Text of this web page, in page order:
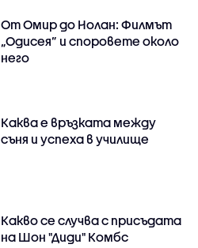
От Омир до Нолан: Филмът
„Одисея” и споровете около
него
Каква е връзката между
съня и успеха в училище
Какво се случва с присъдата
на Шон "Диди" Комбс